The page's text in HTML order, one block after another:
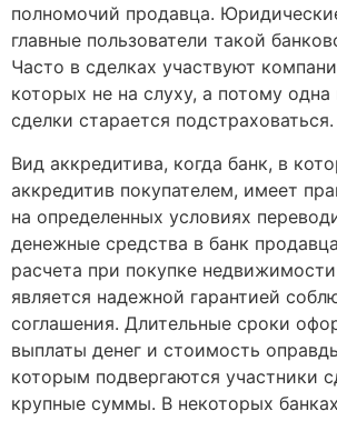
полномочий продавца.
главные пользователи такой
Часто в сделках участвуют
которых не на слуху, а потому одна
сделки старается подстраховаться.
Вид аккредитива, когда банк, в
аккредитив покупателем, имеет
на определенных условиях
денежные средства в банк
расчета при покупке
является надежной гарантией
соглашения. Длительные сроки
выплаты денег и стоимость
которым подвергаются участники
крупные суммы. В некоторых